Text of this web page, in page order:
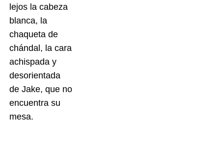
lejos la cabeza
blanca, la
chaqueta de
chándal, la cara
achispada y
desorientada
de Jake, que no
encuentra su
mesa.